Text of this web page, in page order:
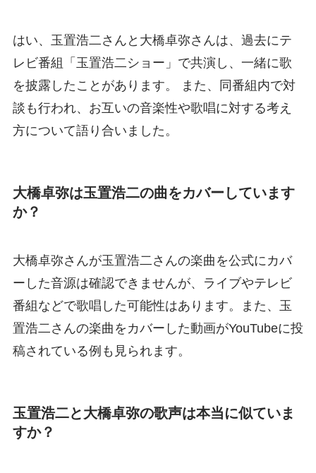
はい、玉置浩二さんと大橋卓弥さんは、過去にテ
レビ番組「玉置浩二ショー」で共演し、一緒に歌
を披露したことがあります。 また、同番組内で対
談も行われ、お互いの音楽性や歌唱に対する考え
方について語り合いました。
大橋卓弥は玉置浩二の曲をカバーしています
か？
大橋卓弥さんが玉置浩二さんの楽曲を公式にカバ
ーした音源は確認できませんが、ライブやテレビ
番組などで歌唱した可能性はあります。また、玉
置浩二さんの楽曲をカバーした動画がYouTubeに投
稿されている例も見られます。
玉置浩二と大橋卓弥の歌声は本当に似ていま
すか？